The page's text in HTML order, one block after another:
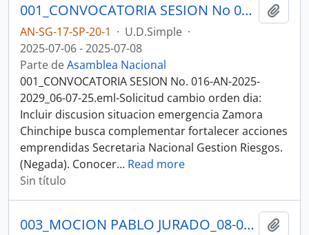
001_CONVOCATORIA SESION No 016-AN-2025-2029_06-07-25SESION DEL PLENO N 016 ASAMBLEA NACIONAL 2025-2027
AN-SG-17-SP-20-1 · U.D.Simple ·
2025-07-06 - 2025-07-08
Parte deAsamblea Nacional
001_CONVOCATORIA SESION No. 016-AN-2025-
2029_06-07-25.eml-Solicitud cambio orden dia:
Incluir discusion situacion emergencia Zamora
Chinchipe busca complementar fortalecer acciones
emprendidas Secretaria Nacional Gestion Riesgos.
(Negada). Conocer… Read more
Sin título
003_MOCION PABLO JURADO_08-07-25SESION DEL PLENO N 016 ASAMBLEA NACIONAL 2025-2027